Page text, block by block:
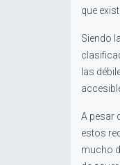
que
Siendo
las
A pesar
estos
mucho